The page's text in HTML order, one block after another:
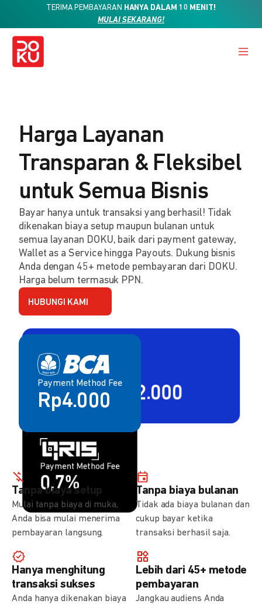
TERIMA PEMBAYARAN HANYA DALAM 10 MENIT!
MULAI SEKARANG!
Harga Layanan
Transparan & Fleksibel
untuk Semua Bisnis
Bayar hanya untuk transaksi yang berhasil! Tidak
dikenakan biaya setup maupun bulanan untuk
semua layanan DOKU, baik dari payment gateway,
Wallet as a Service hingga Payouts. Dukung bisnis
Anda dengan 45+ metode pembayaran dari DOKU.
Harga belum termasuk PPN.
HUBUNGI KAMI
Payment Method Fee
Rp4.000
Payment Method Fee
2,80% + Rp2.000
Payment Method Fee
0,7%
Payment Method Fee
1,5%
Tanpa biaya setup
Mulai tanpa biaya di muka,
Anda bisa mulai menerima
pembayaran langsung.
Tanpa biaya bulanan
Tidak ada biaya bulanan dan
cukup bayar ketika
transaksi berhasil saja.
Hanya menghitung
transaksi sukses
Anda hanya dikenakan biaya
Lebih dari 45+ metode
pembayaran
Jangkau audiens Anda